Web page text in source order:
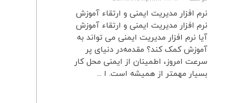
نرم افزار مدیریت ایمنی و ارتقاء آموزش
نرم افزار مدیریت ایمنی و ارتقاء آموزش
آیا نرم افزار مدیریت ایمنی می تواند به
آموزش کمک کند؟ مقدمه‌در دنیای پر
سرعت امروز، اطمینان از ایمنی محل کار
بسیار مهمتر از همیشه است. ا ...